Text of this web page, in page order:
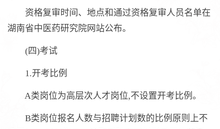
资格复审时间、地点和通过资格复审人员名单在
湖南省中医药研究院网站公布。
(四)考试
1.开考比例
A类岗位为高层次人才岗位,不设置开考比例。
B类岗位报名人数与招聘计划数的比例原则上不